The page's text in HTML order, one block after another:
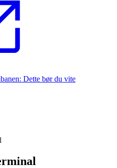
Dette bør du vite